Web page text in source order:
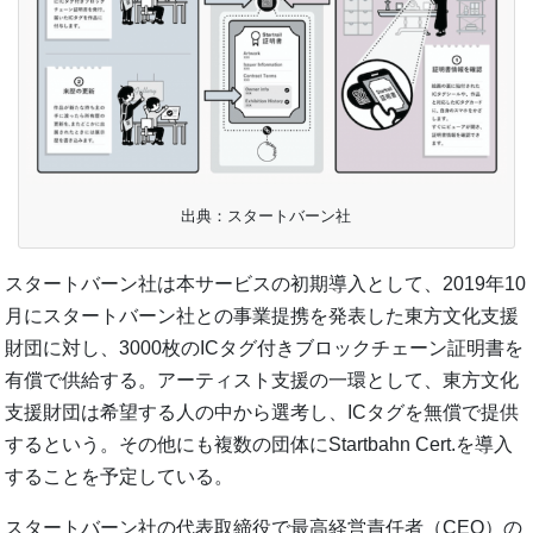
出典：スタートバーン社
スタートバーン社は本サービスの初期導入として、2019年10
月にスタートバーン社との事業提携を発表した東方文化支援
財団に対し、3000枚のICタグ付きブロックチェーン証明書を
有償で供給する。アーティスト支援の一環として、東方文化
支援財団は希望する人の中から選考し、ICタグを無償で提供
するという。その他にも複数の団体にStartbahn Cert.を導入
することを予定している。
スタートバーン社の代表取締役で最高経営責任者（CEO）の